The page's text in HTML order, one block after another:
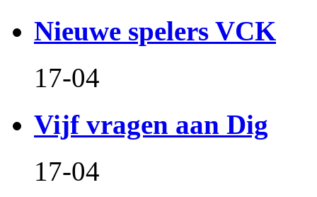
Nieuwe spelers VCK
17-04
Vijf vragen aan Dig
17-04